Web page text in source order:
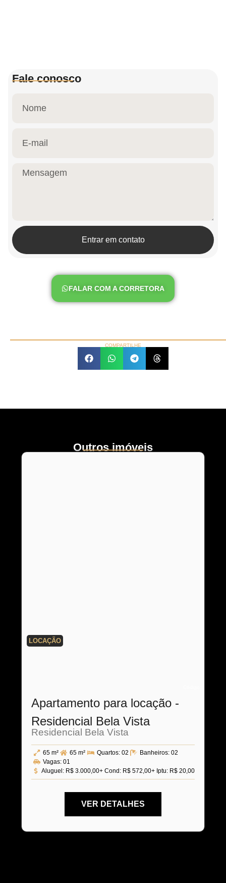
Fale conosco
Entrar em contato
FALAR COM A CORRETORA
COMPARTILHE
Outros imóveis
LOCAÇÃO
Apartamento para locação -
Residencial Bela Vista
Residencial Bela Vista
65 m² 65 m² Quartos: 02 Banheiros: 02
Vagas: 01
Aluguel: R$ 3.000,00+ Cond: R$ 572,00+ Iptu: R$ 20,00
VER DETALHES